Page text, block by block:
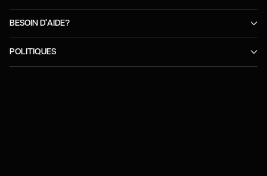
BESOIN D'AIDE?
POLITIQUES